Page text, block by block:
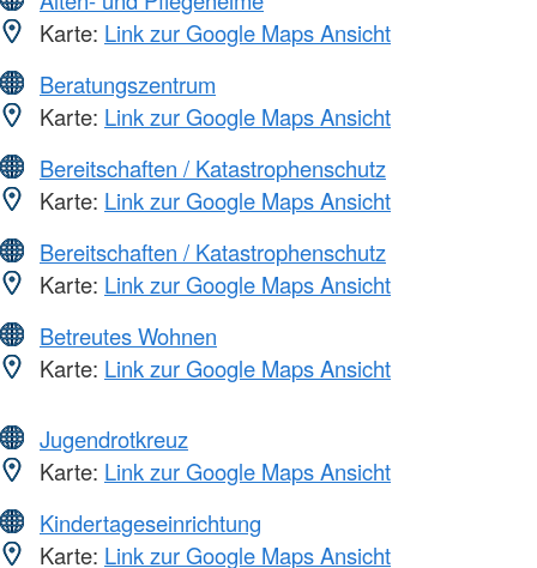
Karte: Link zur Google Maps Ansicht
Beratungszentrum
Karte: Link zur Google Maps Ansicht
Bereitschaften / Katastrophenschutz
Karte: Link zur Google Maps Ansicht
Bereitschaften / Katastrophenschutz
Karte: Link zur Google Maps Ansicht
Betreutes Wohnen
Karte: Link zur Google Maps Ansicht
Jugendrotkreuz
Karte: Link zur Google Maps Ansicht
Kindertageseinrichtung
Karte: Link zur Google Maps Ansicht